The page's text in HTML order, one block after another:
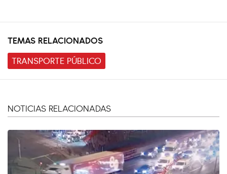
TEMAS RELACIONADOS
TRANSPORTE PÚBLICO
NOTICIAS RELACIONADAS